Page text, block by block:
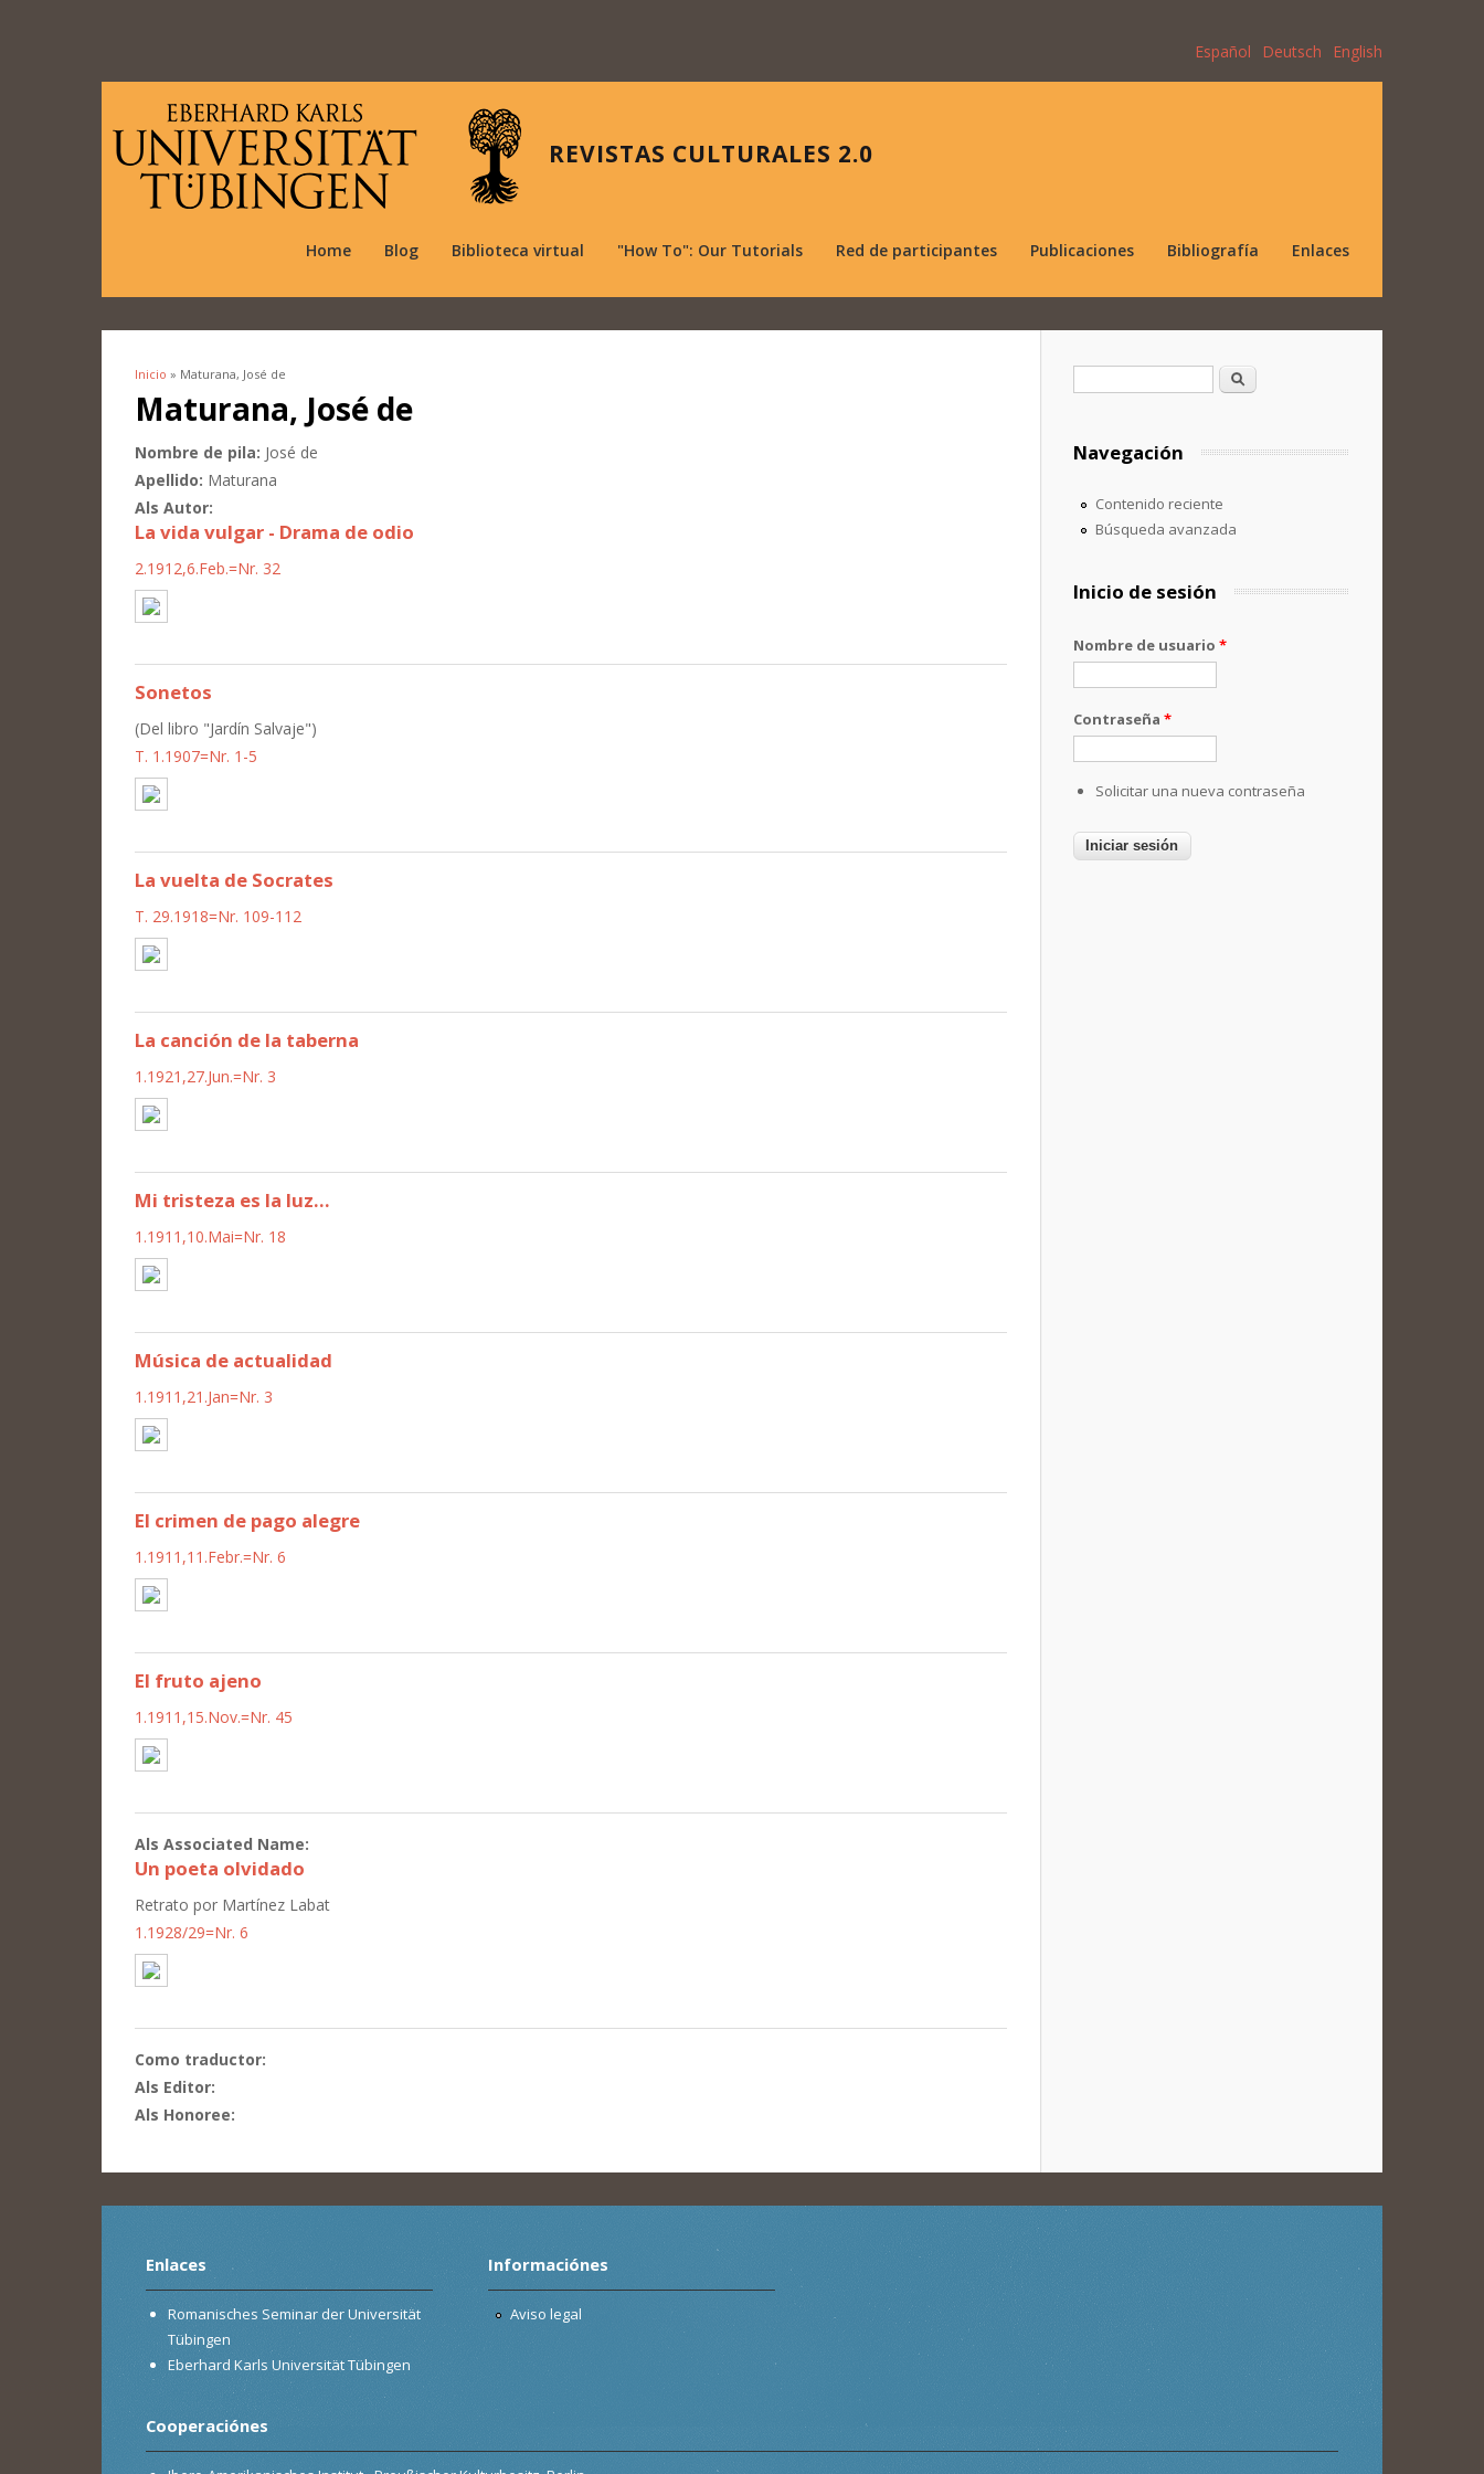
Español Deutsch English
REVISTAS CULTURALES 2.0
Home Blog Biblioteca virtual "How To": Our Tutorials Red de participantes Publicaciones Bibliografía Enlaces
Se encuentra usted aquí
Inicio » Maturana, José de
Maturana, José de
Nombre de pila: José de
Apellido: Maturana
Als Autor:
La vida vulgar - Drama de odio
2.1912,6.Feb.=Nr. 32
Sonetos
(Del libro "Jardín Salvaje")
T. 1.1907=Nr. 1-5
La vuelta de Socrates
T. 29.1918=Nr. 109-112
La canción de la taberna
1.1921,27.Jun.=Nr. 3
Mi tristeza es la luz...
1.1911,10.Mai=Nr. 18
Música de actualidad
1.1911,21.Jan=Nr. 3
El crimen de pago alegre
1.1911,11.Febr.=Nr. 6
El fruto ajeno
1.1911,15.Nov.=Nr. 45
Als Associated Name:
Un poeta olvidado
Retrato por Martínez Labat
1.1928/29=Nr. 6
Como traductor:
Als Editor:
Als Honoree:
Formulario de búsqueda
Buscar
Navegación
Contenido reciente
Búsqueda avanzada
Inicio de sesión
Nombre de usuario *
Contraseña *
Solicitar una nueva contraseña
Enlaces
Romanisches Seminar der Universität
Tübingen
Eberhard Karls Universität Tübingen
Informaciónes
Aviso legal
Cooperaciónes